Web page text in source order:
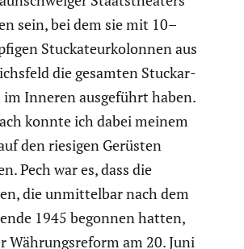
sein, bei dem sie mit 10–
Stucka­teur­ko­lonnen aus
die gesamten Stuck­ar­
Inneren ausge­führt haben.
konnte ich dabei meinem
den riesigen Gerüsten
Pech war es, dass die
die unmit­telbar nach dem
1945 begonnen hatten,
Währungs­re­form am 20. Juni